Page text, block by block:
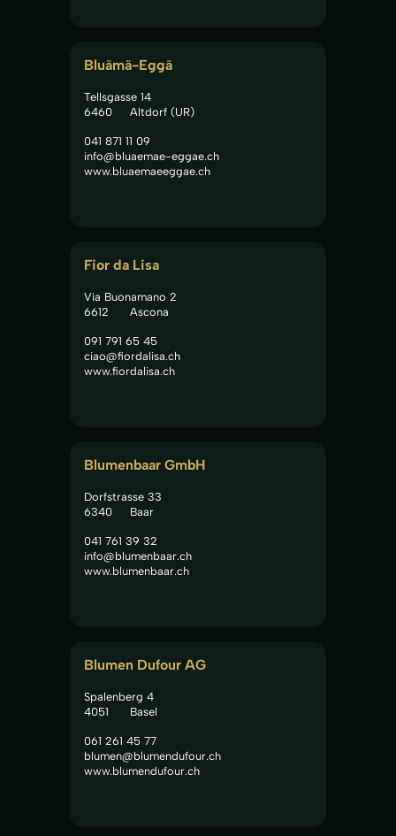
Bluämä-Eggä
Tellsgasse 14
6460
Altdorf (UR)
041 871 11 09
info@bluaemae-eggae.ch
www.bluaemaeeggae.ch
Fior da Lisa
Via Buonamano 2
6612
Ascona
091 791 65 45
ciao@fiordalisa.ch
www.fiordalisa.ch
Blumenbaar GmbH
Dorfstrasse 33
6340
Baar
041 761 39 32
info@blumenbaar.ch
www.blumenbaar.ch
Blumen Dufour AG
Spalenberg 4
4051
Basel
061 261 45 77
blumen@blumendufour.ch
www.blumendufour.ch